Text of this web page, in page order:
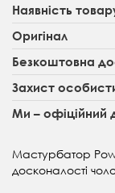
Наявність
Оригінал
Безкоштовна
Захист
Ми – офіційний
Мастурбатор
досконалості